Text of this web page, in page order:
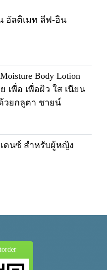
อัลติเมท ลีฟ-อิน
Body Lotion
เพื่อ เพื่อผิว ใส เนียน
วยกลูตา ชายน์
ดนซ์ สำหรับผู้หญิง